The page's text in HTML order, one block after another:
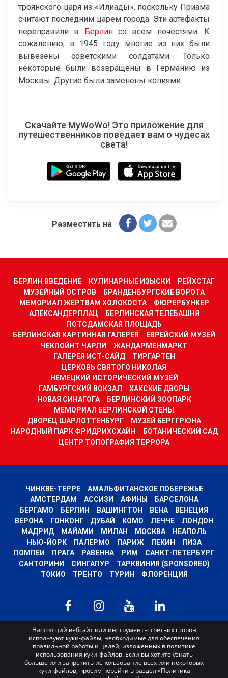
троянского царя из «Илиады», поскольку Приама
считают последним царем города. Эти артефакты
переправили в Берлинсо всем почестями. К
сожалению, в 1945 году многие из них были
вывезены советскими солдатами. Только
некоторые были возвращены в Германию из
Москвы. Другие были заменены копиями.
Скачайте MyWoWo! Это приложение для
путешественников поведает вам о чудесах
света!
Разместить на
БЕРЛИН ВВЕДЕНИЕ КУЛИНАРНЫЕ ИЗЫСКИ
РЕЙХСТАГ
МУЗЕЙНЫЙ ОСТРОВ
БРАНДЕНБУРГСКИЕ ВОРОТА
МЕМОРИАЛ ЖЕРТВАМ ХОЛОКОСТА
ФЮРЕРБУНКЕР
АЛЕКСАНДЕРПЛАЦ
БЕРЛИНСКАЯ ТЕЛЕБАШНЯ
ПОТСДАМСКАЯ ПЛОЩАДЬ
БЕРЛИНСКАЯ КАРТИННАЯ ГАЛЕРЕЯ
ЕВРЕЙСКИЙ МУЗЕЙ
ЧЕКПОЙНТ ЧАРЛИ
ЖАНДАРМЕНМАРКТ
ГАЛЕРЕЯ ИСТ-САЙД
ТИРГАРТЕН
ЦЕРКОВЬ СВЯТОГО НИКОЛАЯ
НЕМЕЦКИЙ ИСТОРИЧЕСКИЙ МУЗЕЙ
ГАМБУРГСКИЙ ВОКЗАЛ
ХАКСКИЕ ДВОРЫ
НОВАЯ СИНАГОГА
БЕРЛИНСКИЙ ЗООПАРК
МЕМОРИАЛ БЕРЛИНСКОЙ СТЕНЫ
ДВОРЕЦ ШАРЛОТТЕНБУРГ
МУЗЕЙ БЕРГГРЮНА
НАРОДНЫЙ ПАРК ФРИДРИХСХАЙН
БОТАНИЧЕСКИЙ САД
ЦЕНТР ТОПОГРАФИЯ ТЕРРОРА
ЧИНКВЕ-ТЕРРЕ
АМАЛЬФИТАНСКОЕ ПОБЕРЕЖЬЕ
АМСТЕРДАМ
АССИЗИ АФИНЫ
БАРСЕЛОНА
БЕРГАМО
БЕРЛИН ВАШИНГТОН ВЕНА
ВЕНЕЦИЯ
ВЕРОНА
ГОНКОНГ ДУБАЙ КОМО ЛЕЧЧЕ
ЛОНДОН
МАДРИД
МАЙАМИ МИЛАН МОСКВА
НЕАПОЛЬ
НЬЮ-ЙОРК
ПАЛЕРМО ПАРИЖ ПЕКИН
ПИЗА
ПОМПЕИ
ПРАГА РАВЕННА РИМ
САНКТ-ПЕТЕРБУРГ
САНТОРИНИ
СИНГАПУР
ТАРКВИНИЯ (SPONSORED)
ТОКИО
ТРЕНТО ТУРИН ФЛОРЕНЦИЯ
MyWoWo s.r.l.
P.I. e C.F. 04201270164 Via Marconi, 34 – 24068 Seriate (BG) Iscritta al registro
delle imprese di Bergamo con n° iscrizione 443941 – Cap.Soc. € 100.000,00 i.v.
TERMS AND CONDITIONS- CREDITS
Настоящий вебсайт или инструменты третьих сторон
используют куки-файлы, необходимые для обеспечения
правильной работы и целей, изложенных в политике
использования куки-файлов. Если вы хотите узнать
больше или запретить использование всех или некоторых
куки-файлов, просим перейти в раздел «Политика